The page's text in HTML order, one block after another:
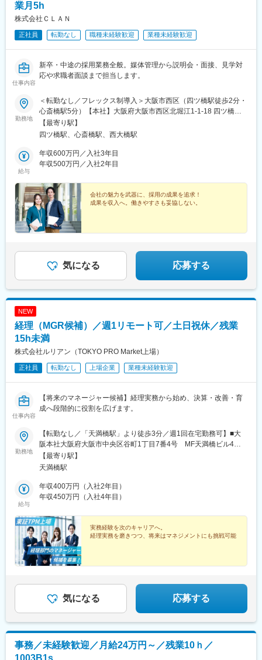
業月5h
株式会社ＣＬＡＮ
正社員 転勤なし 職種未経験歓迎 業種未経験歓迎
仕事内容
新卒・中途の採用業務全般。媒体管理から説明会・面接、見学対
応や求職者面談まで担当します。
勤務地
＜転勤なし／フレックス制導入＞大阪市西区（四ツ橋駅徒歩2分・
心斎橋駅5分）【本社】大阪府大阪市西区北堀江1-1-18 四ツ橋イ
ーストビル2階■本社アクセス大阪メトロ四つ橋線「四ツ橋駅」か
ら徒歩で2分大阪メトロ御堂筋線「心斎橋駅」から徒歩で7分大阪
迎
【最寄り駅】
四ツ橋駅、心斎橋駅、西大橋駅
給与
年収600万円／入社3年目
年収500万円／入社2年目
会社の魅力を武器に、採用の成果を追求！
成果を収入へ。働きやすさも妥協しない。
気になる 応募する
NEW
経理（MGR候補）／週1リモート可／土日祝休／残業
15h未満
株式会社ルリアン（TOKYO PRO Market上場）
正社員 転勤なし 上場企業 業種未経験歓迎
仕事内容
【将来のマネージャー候補】経理実務から始め、決算・改善・育
成へ段階的に役割を広げます。
勤務地
【転勤なし／「天満橋駅」より徒歩3分／週1回在宅勤務可】■大
阪本社大阪府大阪市中央区谷町1丁目7番4号 MF天満橋ビル4
階・京阪本線・大阪メトロ谷町線「天満橋駅」より徒歩3分※受動
喫煙対策：あり
【最寄り駅】
天満橋駅
給与
年収400万円（入社2年目）
年収450万円（入社4年目）
実務経験を次のキャリアへ。
経理実務を磨きつつ、将来はマネジメントにも挑戦可能
気になる 応募する
事務／未経験歓迎／月給24万円～／残業10ｈ／
1003B1s